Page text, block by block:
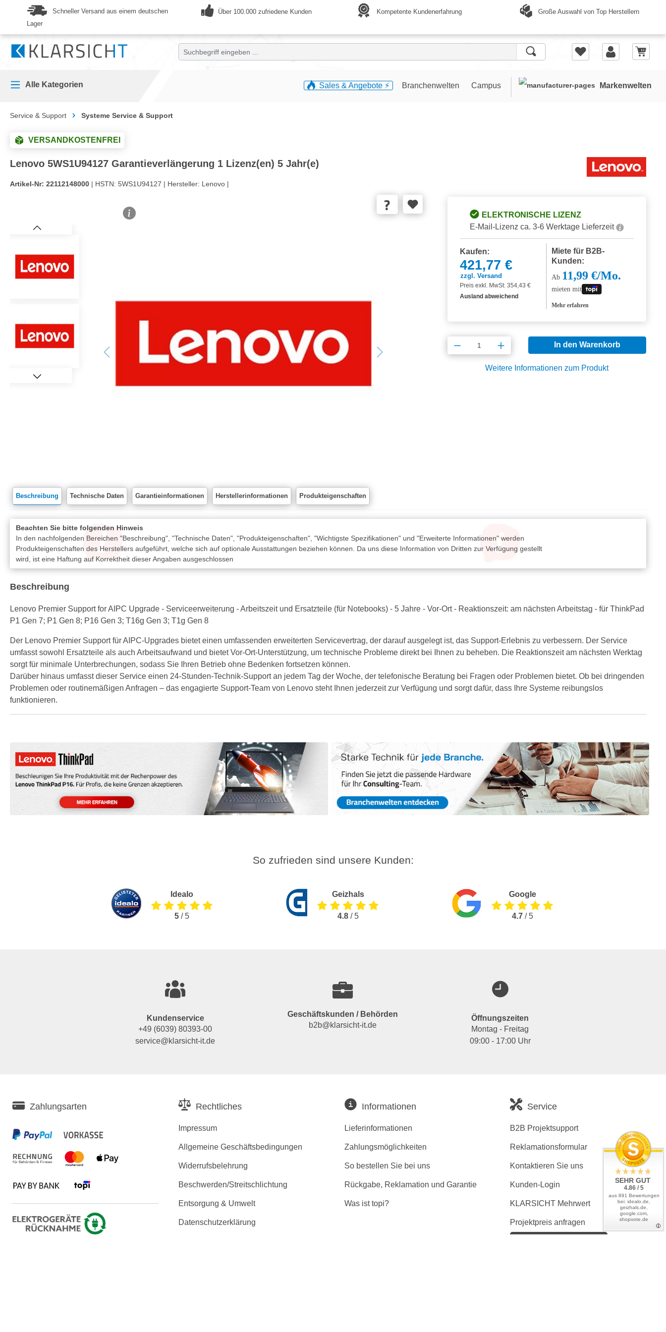
Zur Hauptnavigation springen
Schneller Versand aus einem deutschen
Lager
Über 100.000 zufriedene Kunden Kompetente Kundenerfahrung Große Auswahl von Top Herstellern
Alle Kategorien Sales & Angebote ⚡️ Branchenwelten Campus Markenwelten
Service & Support Systeme Service & Support
VERSANDKOSTENFREI
Lenovo 5WS1U94127 Garantieverlängerung 1 Lizenz(en) 5 Jahr(e)
Artikel-Nr: 22112148000 | HSTN: 5WS1U94127 | Hersteller: Lenovo |
Bildergalerie überspringen
ELEKTRONISCHE LIZENZ
E-Mail-Lizenz ca. 3-6 Werktage Lieferzeit
Kaufen:
421,77 €
zzgl. Versand
Preis exkl. MwSt: 354,43 €
Ausland abweichend
Miete für B2B-
Kunden:
Ab 11,99 €/Mo.
mieten mit
Mehr erfahren
Produkt Anzahl: Gib den gewünschten
In den Warenkorb
Weitere Informationen zum Produkt
Beschreibung Technische Daten Garantieinformationen Herstellerinformationen Produkteigenschaften
Beachten Sie bitte folgenden Hinweis
In den nachfolgenden Bereichen "Beschreibung", "Technische Daten", "Produkteigenschaften", "Wichtigste Spezifikationen" und "Erweiterte Informationen" werden
Produkteigenschaften des Herstellers aufgeführt, welche sich auf optionale Ausstattungen beziehen können. Da uns diese Information von Dritten zur Verfügung gestellt
wird, ist eine Haftung auf Korrektheit dieser Angaben ausgeschlossen
Beschreibung
Lenovo Premier Support for AIPC Upgrade - Serviceerweiterung - Arbeitszeit und Ersatzteile (für Notebooks) - 5 Jahre - Vor-Ort - Reaktionszeit: am nächsten Arbeitstag - für ThinkPad
P1 Gen 7; P1 Gen 8; P16 Gen 3; T16g Gen 3; T1g Gen 8
Der Lenovo Premier Support für AIPC-Upgrades bietet einen umfassenden erweiterten Servicevertrag, der darauf ausgelegt ist, das Support-Erlebnis zu verbessern. Der Service
umfasst sowohl Ersatzteile als auch Arbeitsaufwand und bietet Vor-Ort-Unterstützung, um technische Probleme direkt bei Ihnen zu beheben. Die Reaktionszeit am nächsten Werktag
sorgt für minimale Unterbrechungen, sodass Sie Ihren Betrieb ohne Bedenken fortsetzen können.
Darüber hinaus umfasst dieser Service einen 24-Stunden-Technik-Support an jedem Tag der Woche, der telefonische Beratung bei Fragen oder Problemen bietet. Ob bei dringenden
Problemen oder routinemäßigen Anfragen – das engagierte Support-Team von Lenovo steht Ihnen jederzeit zur Verfügung und sorgt dafür, dass Ihre Systeme reibungslos
funktionieren.
So zufrieden sind unsere Kunden:
Idealo
5/ 5
Geizhals
4.8/ 5
Google
4.7/ 5
Kundenservice
+49 (6039) 80393-00
service@klarsicht-it.de
Geschäftskunden / Behörden
b2b@klarsicht-it.de
Öffnungszeiten
Montag - Freitag
09:00 - 17:00 Uhr
Zahlungsarten Rechtliches
Impressum
Allgemeine Geschäftsbedingungen
Widerrufsbelehrung
Beschwerden/Streitschlichtung
Entsorgung & Umwelt
Datenschutzerklärung
Informationen
Lieferinformationen
Zahlungsmöglichkeiten
So bestellen Sie bei uns
Rückgabe, Reklamation und Garantie
Was ist topi?
Service
B2B Projektsupport
Reklamationsformular
Kontaktieren Sie uns
Kunden-Login
KLARSICHT Mehrwert
Projektpreis anfragen
SEHR GUT
4.86 / 5
aus 891 Bewertungen
bei: idealo.de,
geizhals.de,
google.com,
shopvote.de